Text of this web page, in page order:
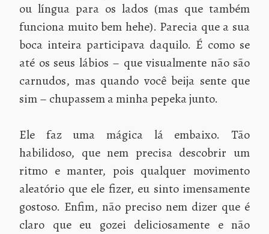
ou língua para os lados (mas que também
funciona muito bem hehe). Parecia que a sua
boca inteira participava daquilo. É como se
até os seus lábios – que visualmente não são
carnudos, mas quando você beija sente que
sim – chupassem a minha pepeka junto.
Ele faz uma mágica lá embaixo. Tão
habilidoso, que nem precisa descobrir um
ritmo e manter, pois qualquer movimento
aleatório que ele fizer, eu sinto imensamente
gostoso. Enfim, não preciso nem dizer que é
claro que eu gozei deliciosamente e não